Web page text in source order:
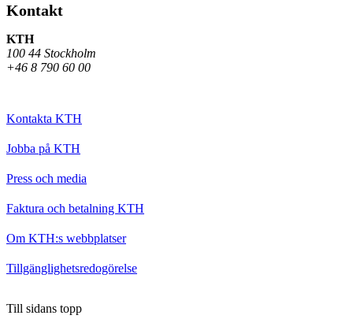
Kontakt
KTH
100 44 Stockholm
+46 8 790 60 00
Kontakta KTH
Jobba på KTH
Press och media
Faktura och betalning KTH
Om KTH:s webbplatser
Tillgänglighetsredogörelse
Till sidans topp